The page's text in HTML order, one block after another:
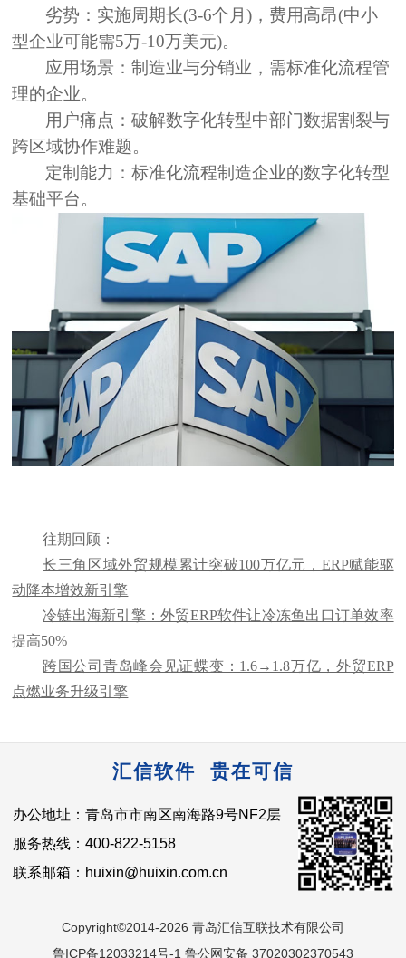
劣势： 实施周期长(3-6个月)，费用高昂(中小
型企业可能需5万-10万美元)。
应用场景：制造业与分销业，需标准化流程管
理的企业。
用户痛点：破解数字化转型中部门数据割裂与
跨区域协作难题。
定制能力：标准化流程制造企业的数字化转型
基础平台。
往期回顾：
长三角区域外贸规模累计突破100万亿元，ERP赋能驱
动降本增效新引擎
冷链出海新引擎：外贸ERP软件让冷冻鱼出口订单效率
提高50%
跨国公司青岛峰会见证蝶变：1.6→1.8万亿，外贸ERP
点燃业务升级引擎
汇信软件 贵在可信
办公地址：青岛市市南区南海路9号NF2层
服务热线：400-822-5158
联系邮箱：huixin@huixin.com.cn
Copyright©2014-2026 青岛汇信互联技术有限公司
鲁ICP备12033214号-1 鲁公网安备 37020302370543